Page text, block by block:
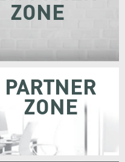
ZONE
PARTNER
ZONE